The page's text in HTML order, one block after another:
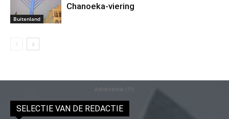
Buitenland
Chanoeka-viering
Advertentie (11)
SELECTIE VAN DE REDACTIE